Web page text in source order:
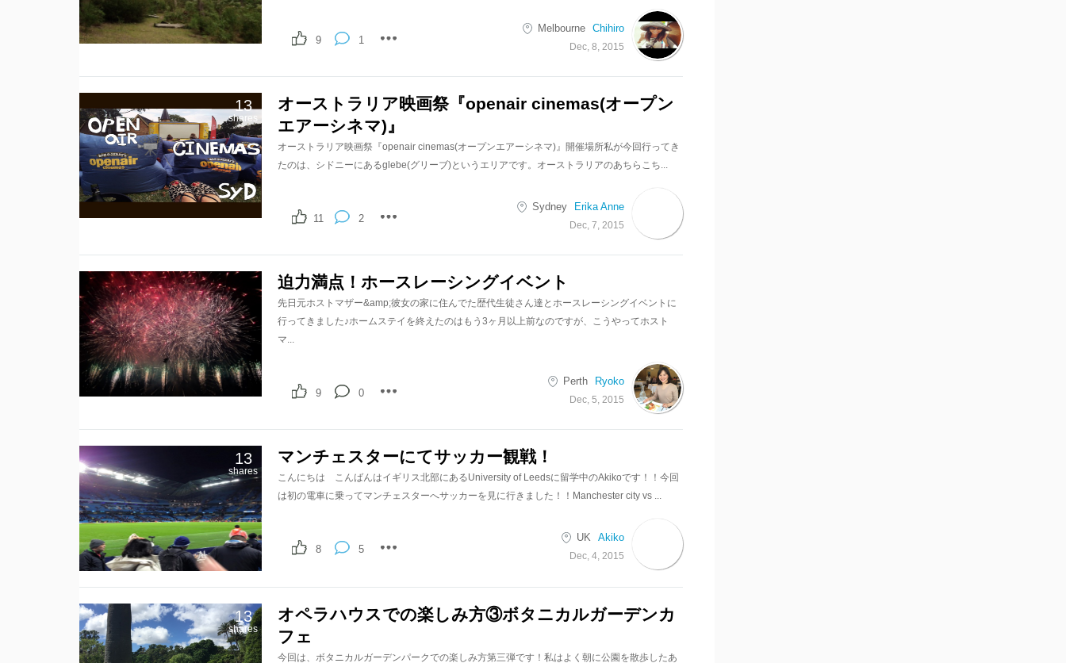
Melbourne Chihiro
Dec, 8, 2015
1
9
オーストラリア映画祭『openair cinemas(オープン
エアーシネマ)』
オーストラリア映画祭『openair cinemas(オープンエアーシネマ)』開催場所私が今回行ってき
たのは、シドニーにあるglebe(グリーブ)というエリアです。オーストラリアのあちらこち...
Sydney Erika Anne
Dec, 7, 2015
2
11
13
shares
迫力満点！ホースレーシングイベント
先日元ホストマザー&amp;彼女の家に住んでた歴代生徒さん達とホースレーシングイベントに
行ってきました♪ホームステイを終えたのはもう3ヶ月以上前なのですが、こうやってホスト
マ...
Perth Ryoko
Dec, 5, 2015
0
9
マンチェスターにてサッカー観戦！
こんにちは こんばんはイギリス北部にあるUniversity of Leedsに留学中のAkikoです！！今回
は初の電車に乗ってマンチェスターへサッカーを見に行きました！！Manchester city vs ...
UK Akiko
Dec, 4, 2015
5
8
13
shares
オペラハウスでの楽しみ方③ボタニカルガーデンカ
フェ
今回は、ボタニカルガーデンパークでの楽しみ方第三弾です！私はよく朝に公園を散歩したあ
13
shares